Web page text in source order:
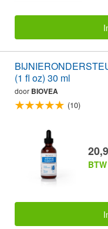
(1 fl oz) 30 ml
door BIOVEA
(10)